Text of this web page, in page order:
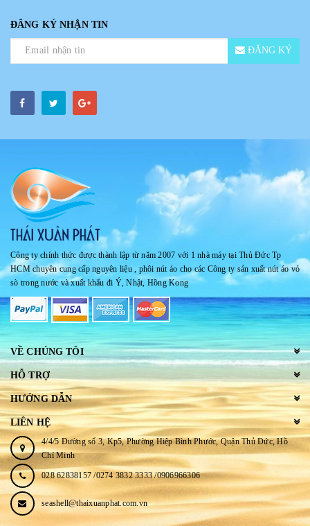
ĐĂNG KÝ NHẬN TIN
ĐĂNG KÝ
Công ty chính thức được thành lập từ năm 2007 với 1 nhà máy tại Thủ Đức Tp
HCM chuyên cung cấp nguyên liệu , phôi nút áo cho các Công ty sản xuất nút áo vỏ
sò trong nước và xuất khẩu đi Ý, Nhật, Hồng Kong
VỀ CHÚNG TÔI
HỖ TRỢ
HƯỚNG DẪN
LIÊN HỆ
4/4/5 Đường số 3, Kp5, Phường Hiệp Bình Phước, Quận Thủ Đức, Hồ
Chí Minh
028 62838157 /0274 3832 3333 /0906966306
seashell@thaixuanphat.com.vn